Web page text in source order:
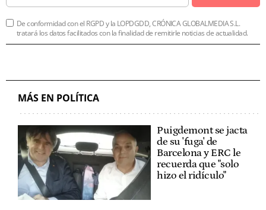
De conformidad con el RGPD y la LOPDGDD, CRÓNICA GLOBALMEDIA S.L.
tratará los datos facilitados con la finalidad de remitirle noticias de actualidad.
MÁS EN POLÍTICA
Puigdemont se jacta
de su 'fuga' de
Barcelona y ERC le
recuerda que "solo
hizo el ridículo"